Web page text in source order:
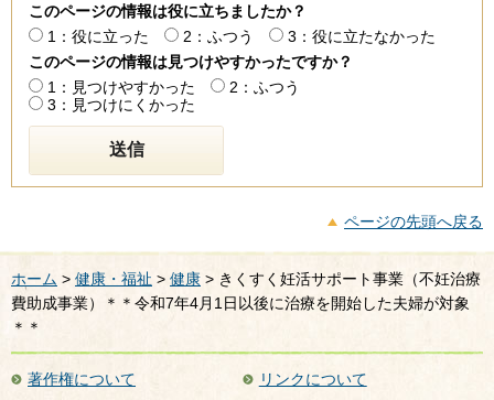
このページの情報は役に立ちましたか？
1：役に立った
2：ふつう
3：役に立たなかった
このページの情報は見つけやすかったですか？
1：見つけやすかった
2：ふつう
3：見つけにくかった
ページの先頭へ戻る
ホーム > 健康・福祉 > 健康 > きくすく妊活サポート事業（不妊治療
費助成事業）＊＊令和7年4月1日以後に治療を開始した夫婦が対象
＊＊
著作権について リンクについて